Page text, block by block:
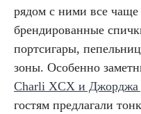
рядом с ними все чаще
брендированные
портсигары,
зоны. Особенно
Charli XCX и Джорджа
гостям предлагали